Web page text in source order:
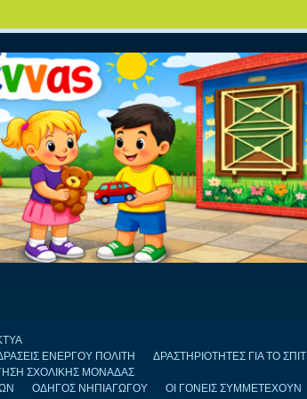
ΕΝΕΡΓΟΥ ΠΟΛΙΤΗ
ΔΡΑΣΤΗΡΙΟΤΗΤΕΣ ΓΙΑ ΤΟ ΣΠΙΤΙ
ΣΧΟΛΙΚΗΣ ΜΟΝΑΔΑΣ
ΟΔΗΓΟΣ ΝΗΠΙΑΓΩΓΟΥ
ΟΙ ΓΟΝΕΙΣ ΣΥΜΜΕΤΕΧΟΥΝ